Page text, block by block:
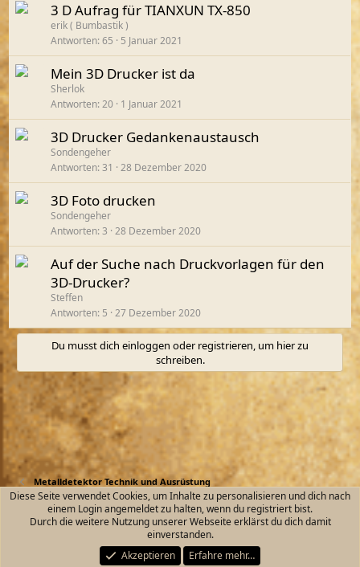
3 D Aufrag für TIANXUN TX-850
erik ( Bumbastik )
Antworten 65 5 Januar 2021
Mein 3D Drucker ist da
Sherlok
Antworten 20 1 Januar 2021
3D Drucker Gedankenaustausch
Sondengeher
Antworten 31 28 Dezember 2020
3D Foto drucken
Sondengeher
Antworten 3 28 Dezember 2020
Auf der Suche nach Druckvorlagen für den
3D-Drucker?
Steffen
Antworten 5 27 Dezember 2020
Du musst dich einloggen oder registrieren, um hier zu
schreiben.
Metalldetektor Technik und Ausrüstung
Kontakt Nutzungsbedingungen
Datenschutz
Start
R
S
Community platform by XenForo® © 2010-2026 XenForo Ltd.
Diese Seite verwendet Cookies, um Inhalte zu personalisieren und dich nach
einem Login angemeldet zu halten, wenn du registriert bist.
Durch die weitere Nutzung unserer Webseite erklärst du dich damit
einverstanden.
Akzeptieren
Erfahre mehr…